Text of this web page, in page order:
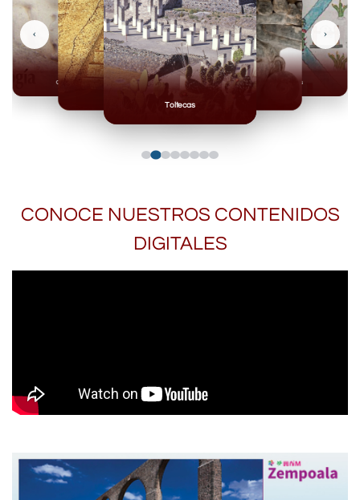
Toltecas
Mexicas
Olmecas
‹ ›
CONOCE NUESTROS CONTENIDOS
DIGITALES